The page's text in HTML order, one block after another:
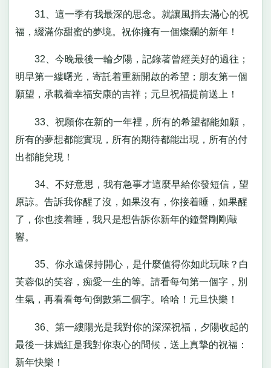
31、這一季有我最深的思念。就讓風捎去滿心的祝
福，綴滿你甜蜜的夢境。祝你擁有一個燦爛的新年！
32、今晚最後一輪夕陽，記錄著曾經美好的過往；
明早第一縷曙光，寄託着重新開啟的希望；朋友第一個
願望，承載着幸福安康的吉祥；元旦祝福提前送上！
33、祝願你在新的一年裡，所有的希望都能如願，
所有的夢想都能實現，所有的期待都能出現，所有的付
出都能兌現！
34、不好意思，我有急事才這麼早給你發短信，望
原諒。告訴我你醒了沒，如果沒有，你接着睡，如果醒
了，你也接着睡，我只是想告訴你新年的鐘聲剛剛敲
響。
35、你永遠保持開心，是什麼值得你如此玩味？白
芙蓉似的笑容，痴愛一生的等。請看每句第一個字，別
生氣，再看看每句倒數第二個字。哈哈！元旦快樂！
36、第一縷陽光是我對你的深深祝福，夕陽收起的
最後一抹嫣紅是我對你衷心的問候，送上真摯的祝福：
新年快樂！